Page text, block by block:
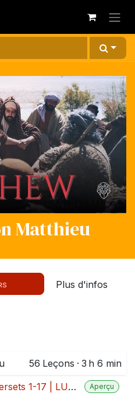
Matthieu
Plus d'infos
56 Leçons · 3 h 6 min
Matthieu chapitre 1 versets 1-17 | LUMO
Aperçu